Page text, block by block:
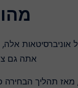
אתה גם
מאז תהליך הבחירה